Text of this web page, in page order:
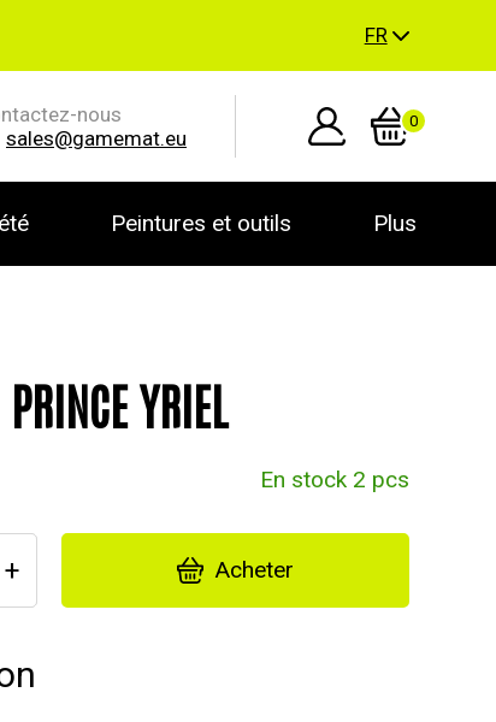
FR
nous
sales@gamemat.eu
0
Peintures et outils Plus
YRIEL
En stock 2 pcs
+ Acheter